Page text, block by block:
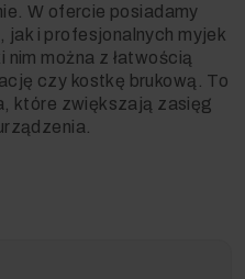
W ofercie posiadamy
jak i profesjonalnych myjek
można z łatwością
czy kostkę brukową. To
które zwiększają zasięg